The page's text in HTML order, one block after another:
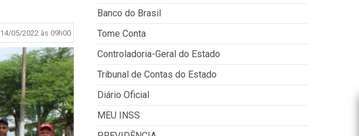
05/2022 às 09h00
Banco do Brasil
Tome Conta
Controladoria-Geral do Estado
Tribunal de Contas do Estado
Diário Oficial
MEU INSS